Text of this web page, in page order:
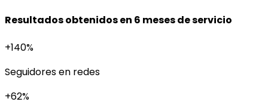
Resultados obtenidos en 6 meses de servicio
+140%
Seguidores en redes
+62%